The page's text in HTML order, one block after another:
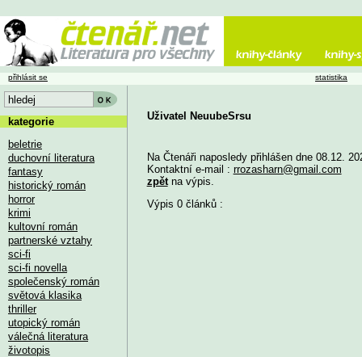
Uživatel NeuubeSrsu
Na Čtenáři naposledy přihlášen dne 08.12.
Kontaktní e-mail : rrozasharn@gmail.com
zpětna výpis.
Výpis 0 článků :
přihlásit se statistika
kategorie
beletrie
duchovní literatura
fantasy
historický román
horror
krimi
kultovní román
partnerské vztahy
sci-fi
sci-fi novella
společenský román
světová klasika
thriller
utopický román
válečná literatura
životopis